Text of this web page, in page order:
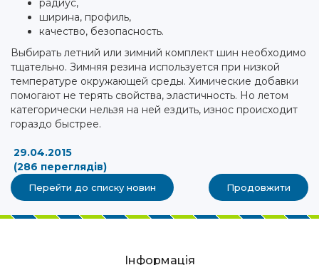
радиус,
ширина, профиль,
качество, безопасность.
Выбирать летний или зимний комплект шин необходимо
тщательно. Зимняя резина используется при низкой
температуре окружающей среды. Химические добавки
помогают не терять свойства, эластичность. Но летом
категорически нельзя на ней ездить, износ происходит
гораздо быстрее.
29.04.2015
(286 переглядів)
Перейти до списку новин Продовжити
Інформація